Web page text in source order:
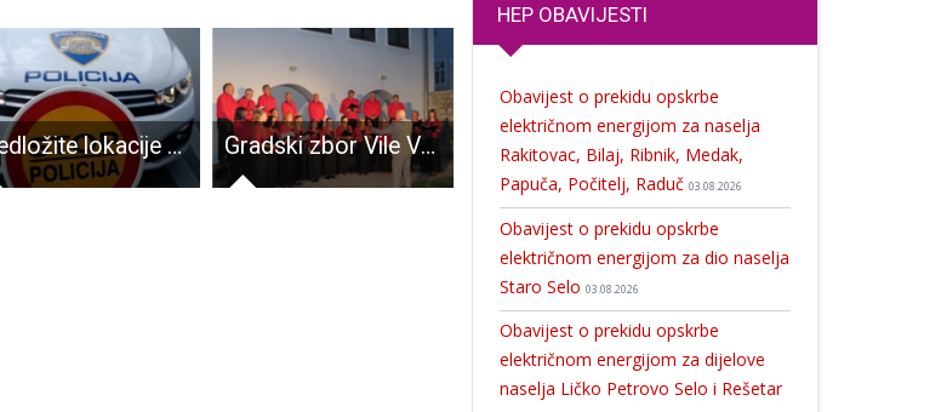
Predložite lokacije za nadzor alkoholiziranosti vozača i testiranje na drogu Gradski zbor Vile Velebita održao koncert povodom Dana grada Gospića!!! BRAVO: Ugostiteljski obrt Albatros iz Perušića nudi smještaj i hranu za 30 do 50 osoba s područja pogođenog potresom
HEP OBAVIJESTI
Obavijest o prekidu opskrbe
električnom energijom za naselja
Rakitovac, Bilaj, Ribnik, Medak,
Papuča, Počitelj, Raduč 03.08.2026
Obavijest o prekidu opskrbe
električnom energijom za dio naselja
Staro Selo 03.08.2026
Obavijest o prekidu opskrbe
električnom energijom za dijelove
naselja Ličko Petrovo Selo i Rešetar